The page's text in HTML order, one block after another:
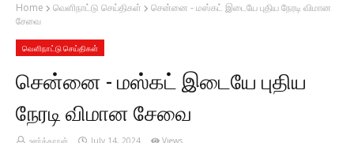
Home வெளிநாட்டு செய்திகள்
சென்னை - மஸ்கட் இடையே புதிய நேரடி விமான
சேவை
வெளிநாட்டு செய்திகள்
சென்னை - மஸ்கட் இடையே புதிய
நேரடி விமான சேவை
ஊர்க்காரன் July 14, 2024 Views